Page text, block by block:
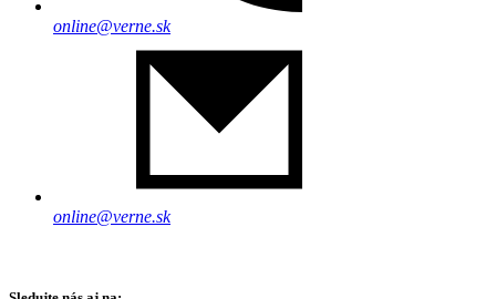
online@verne.sk
online@verne.sk